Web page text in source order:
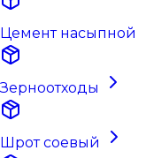
Цемент насыпной
Зерноотходы
Шрот соевый